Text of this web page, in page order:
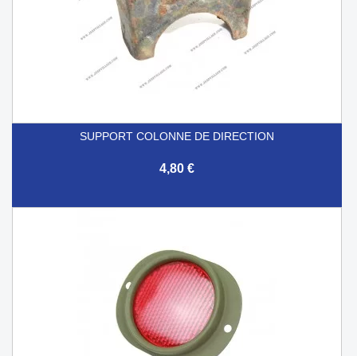
SUPPORT COLONNE DE DIRECTION
4,80 €